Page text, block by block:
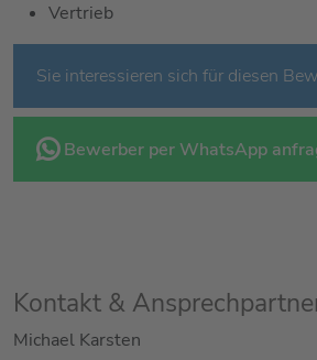
Vertrieb
Sie interessieren sich für diesen
Bewerber per WhatsApp
Kontakt &
Michael Karsten